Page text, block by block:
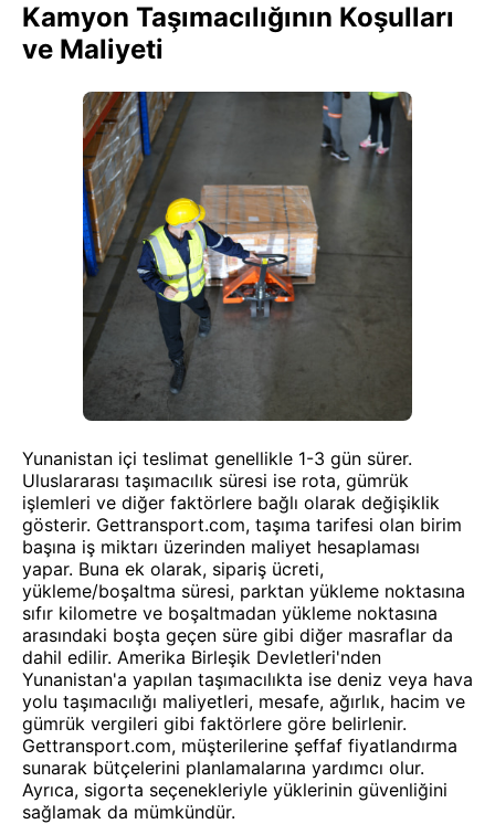
Kamyon Taşımacılığının Koşulları
ve Maliyeti
Yunanistan içi teslimat genellikle 1-3 gün sürer.
Uluslararası taşımacılık süresi ise rota, gümrük
işlemleri ve diğer faktörlere bağlı olarak değişiklik
gösterir. Gettransport.com, taşıma tarifesi olan birim
başına iş miktarı üzerinden maliyet hesaplaması
yapar. Buna ek olarak, sipariş ücreti,
yükleme/boşaltma süresi, parktan yükleme noktasına
sıfır kilometre ve boşaltmadan yükleme noktasına
arasındaki boşta geçen süre gibi diğer masraflar da
dahil edilir. Amerika Birleşik Devletleri'nden
Yunanistan'a yapılan taşımacılıkta ise deniz veya hava
yolu taşımacılığı maliyetleri, mesafe, ağırlık, hacim ve
gümrük vergileri gibi faktörlere göre belirlenir.
Gettransport.com, müşterilerine şeffaf fiyatlandırma
sunarak bütçelerini planlamalarına yardımcı olur.
Ayrıca, sigorta seçenekleriyle yüklerinin güvenliğini
sağlamak da mümkündür.